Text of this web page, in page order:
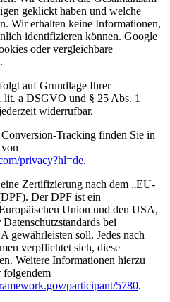
geklickt haben und welche
Wir erhalten keine Informationen,
identifizieren können. Google
oder vergleichbare
auf Grundlage Ihrer
a DSGVO und § 25 Abs. 1
widerrufbar.
Tracking finden Sie in
privacy?hl=de.
Zertifizierung nach dem „EU-
Der DPF ist ein
Union und den USA,
bei
gewährleisten soll. Jedes nach
verpflichtet sich, diese
Weitere Informationen hierzu
folgendem
participant/5780.